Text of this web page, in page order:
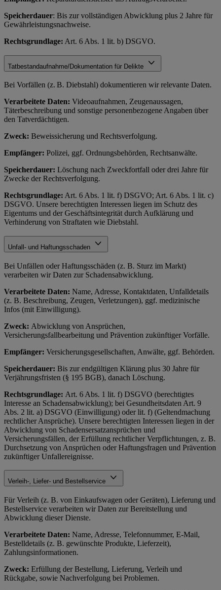
Speicherdauer: Bis zur vollständigen Abwicklung plus 2 Jahre für
Gewährleistungsnachweise.
Rechtsgrundlage: Art. 6 Abs. 1 lit. b) DSGVO.
Tatbestandaufnahme/Dokumentation für Delikte
Bei Vorfällen (z. B. Diebstahl) dokumentieren wir relevante Daten.
Verarbeitete Daten: Videoaufnahmen, Zeugenaussagen,
Täterbeschreibung und sonstige personenbezogene Angaben über
den Tatverdächtigen.
Zweck: Beweissicherung und Rechtsverfolgung.
Empfänger: Polizei, ggf. Ordnungsbehörden, Rechtsanwälte.
Speicherdauer: Löschung nach Zweckfortfall oder drei Jahre für
Zwecke der Rechtsverfolgung.
Rechtsgrundlage: Art. 6 Abs. 1 lit. f) DSGVO; Art. 6 Abs. 1 lit. c)
DSGVO. Unsere berechtigten Interessen liegen im Schutz des
Eigentums und der Geschäftsintegrität durch Aufklärung und
Verhinderung von Straftaten wie Diebstahl.
Unfall- und Haftungsschaden
Bei Unfällen oder Haftungsschäden (z. B. Sturz im Markt)
verarbeiten wir Daten zur Schadensabwicklung.
Verarbeitete Daten: Name, Adresse, Kontaktdaten, Unfalldetails
(z. B. Beschreibung, Zeugen, Verletzungen), ggf. medizinische
Infos (mit Einwilligung).
Zweck: Abwicklung von Ansprüchen,
Versicherungsfallbearbeitung und Prävention zukünftiger Vorfälle.
Empfänger: Versicherungsgesellschaften, Anwälte, ggf. Behörden.
Speicherdauer: Bis zur endgültigen Klärung plus 30 Jahre für
Verjährungsfristen (§ 195 BGB), danach Löschung.
Rechtsgrundlage: Art. 6 Abs. 1 lit. f) DSGVO (berechtigtes
Interesse an Schadensabwicklung); bei Gesundheitsdaten Art. 9
Abs. 2 lit. a) DSGVO (Einwilligung) oder lit. f) (Geltendmachung
rechtlicher Ansprüche). Unsere berechtigten Interessen liegen in der
Abwicklung von Schadensersatzansprüchen und
Versicherungsfällen, der Erfüllung rechtlicher Verpflichtungen, z. B.
Durchsetzung von Ansprüchen oder Haftungsfragen und Prävention
zukünftiger Unfallereignisse.
Verleih-, Liefer- und Bestellservice
Für Verleih (z. B. von Einkaufswagen oder Geräten), Lieferung und
Bestellservice verarbeiten wir Daten zur Bereitstellung und
Abwicklung dieser Dienste.
Verarbeitete Daten: Name, Adresse, Telefonnummer, E-Mail,
Bestelldetails (z. B. gewünschte Produkte, Lieferzeit),
Zahlungsinformationen.
Zweck: Erfüllung der Bestellung, Lieferung, Verleih und
Rückgabe, sowie Nachverfolgung bei Problemen.